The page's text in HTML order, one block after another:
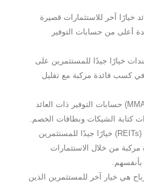
خيارًا آخر للاستثمارات قصيرة
أعلى من حسابات التوفير
خيارًا جيدًا للمستثمرين على
في كسب فائدة مركبة مع تقليل
تشبه حسابات سوق المال (MMAs) حسابات التوفير ذات العائد
كتابة الشيكات وبطاقات الخصم.
تعد صناديق الاستثمار العقاري (REITs) خيارًا جيدًا للمستثمرين
من خلال الاستثمارات
بأنفسهم.
هي خيار آخر للمستثمرين الذين